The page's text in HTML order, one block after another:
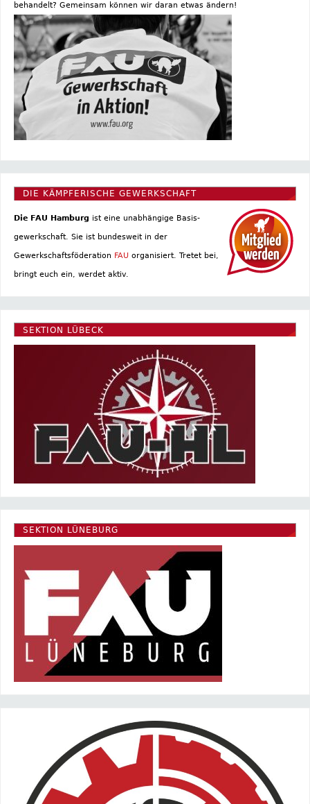
behandelt? Gemeinsam können wir daran etwas ändern!
DIE KÄMPFERISCHE GEWERKSCHAFT
Die FAU Hamburg ist eine un­abhängige Basis­
gewerkschaft. Sie ist bundesweit in der
Gewerkschaftsföderation FAU organisiert. Tretet bei,
bringt euch ein, werdet aktiv.
SEKTION LÜBECK
SEKTION LÜNEBURG